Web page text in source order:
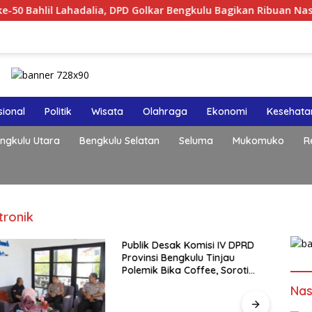
DPD Golkar Bengkulu Bagikan Ribuan Nasi Kotak
Politik Wisata Olahraga Ekonomi
Utara Bengkulu Selatan Seluma Mukomuko
Publik Desak Komisi IV DPRD
Provinsi Bengkulu Tinjau
Polemik Bika Coffee, Soroti